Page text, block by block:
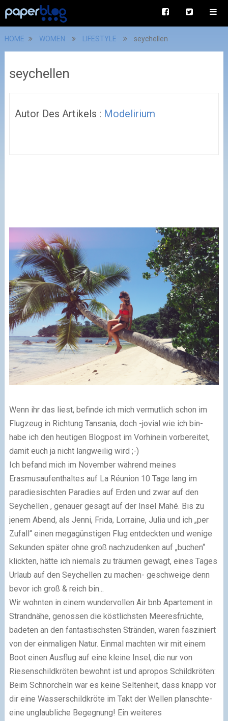
HOME WOMEN LIFESTYLE seychellen
seychellen
Autor Des Artikels : Modelirium
Wenn ihr das liest, befinde ich mich vermutlich schon im
Flugzeug in Richtung Tansania, doch -jovial wie ich bin-
habe ich den heutigen Blogpost im Vorhinein vorbereitet,
damit euch ja nicht langweilig wird ;-)
Ich befand mich im November während meines
Erasmusaufenthaltes auf La Réunion 10 Tage lang im
paradiesischten Paradies auf Erden und zwar auf den
Seychellen , genauer gesagt auf der Insel Mahé. Bis zu
jenem Abend, als Jenni, Frida, Lorraine, Julia und ich „per
Zufall“ einen megagünstigen Flug entdeckten und wenige
Sekunden später ohne groß nachzudenken auf „buchen“
klickten, hätte ich niemals zu träumen gewagt, eines Tages
Urlaub auf den Seychellen zu machen- geschweige denn
bevor ich groß & reich bin...
Wir wohnten in einem wundervollen Air bnb Apartement in
Strandnähe, genossen die köstlichsten Meeresfrüchte,
badeten an den fantastischsten Stränden, waren fasziniert
von der einmaligen Natur. Einmal machten wir mit einem
Boot einen Ausflug auf eine kleine Insel, die nur von
Riesenschildkröten bewohnt ist und apropos Schildkröten:
Beim Schnorcheln war es keine Seltenheit, dass knapp vor
dir eine Wasserschildkröte im Takt der Wellen planschte-
eine unglaubliche Begegnung! Ein weiteres